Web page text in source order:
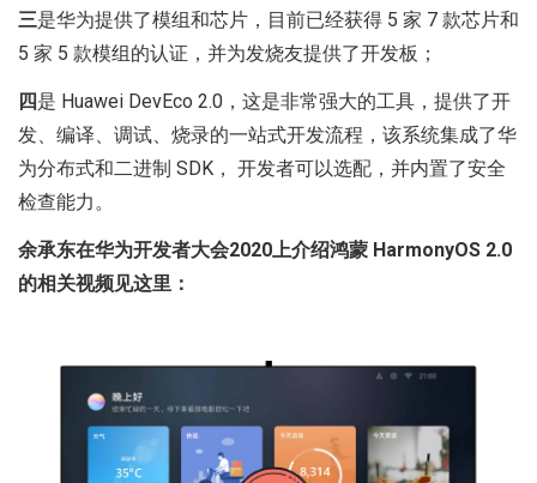
三是华为提供了模组和芯片，目前已经获得 5 家 7 款芯片和
5 家 5 款模组的认证，并为发烧友提供了开发板；
四是 Huawei DevEco 2.0，这是非常强大的工具，提供了开
发、编译、调试、烧录的一站式开发流程，该系统集成了华
为分布式和二进制 SDK， 开发者可以选配，并内置了安全
检查能力。
余承东在华为开发者大会2020上介绍鸿蒙 HarmonyOS 2.0
的相关视频见这里：